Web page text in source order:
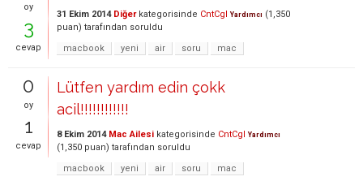
oy
3
cevap
31 Ekim 2014 Diğerkategorisinde CntCgl Yardımcı (1,350
puan) tarafından soruldu
macbook
yeni air soru mac
0
oy
1
cevap
Lütfen yardım edin çokk
acil!!!!!!!!!!!!
8 Ekim 2014 Mac Ailesi kategorisinde CntCgl Yardımcı
(1,350 puan) tarafından soruldu
macbook
yeni air soru mac